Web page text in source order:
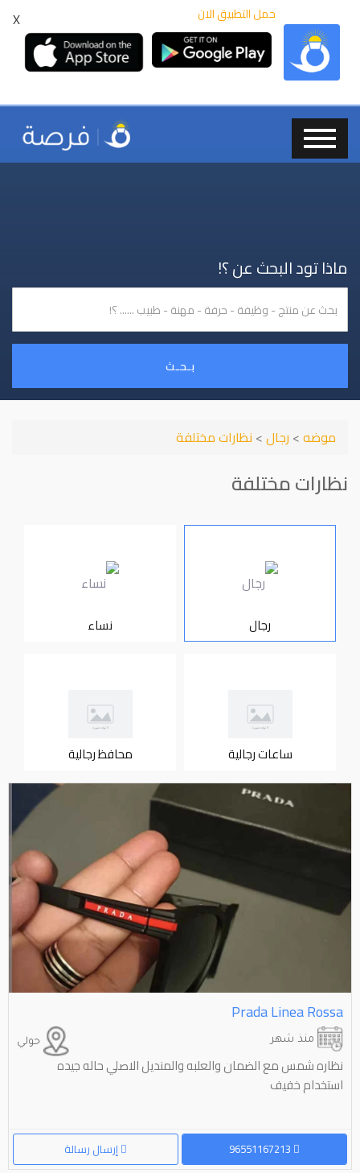
X حمل التطبيق الان
ماذا تود البحث عن ؟!
بـحـث
موضه> رجال> نظارات مختلفة
نظارات مختلفة
رجال نساء
ساعات رجالية محافظ رجالية
Prada Linea Rossa
حولي منذ شهر
نظاره شمس مع الضمان والعلبه والمنديل الاصلي حاله جيده
استخدام خفيف
إرسال رسالة